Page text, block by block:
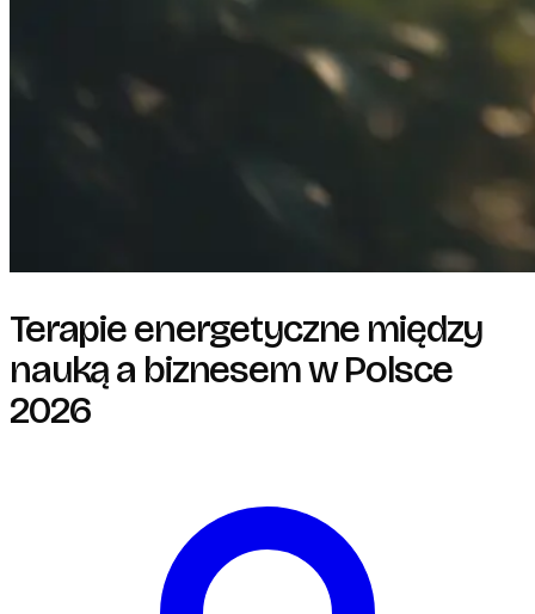
Terapie energetyczne między
nauką a biznesem w Polsce
2026